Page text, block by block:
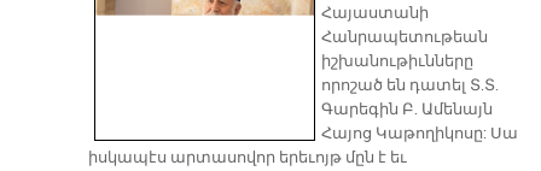
​Հայաստանի
Հանրապետութեան
իշխանութիւնները
որոշած են դատել Տ.Տ.
Գարեգին Բ. Ամենայն
Հայոց Կաթողիկոսը: Սա
իսկապէս արտասովոր երեւոյթ մըն է եւ